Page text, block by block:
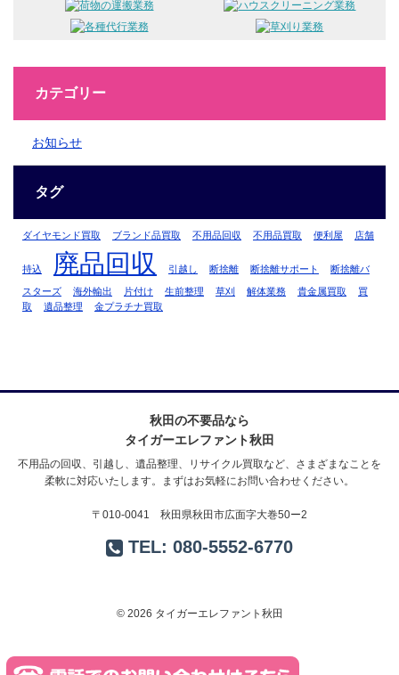
カテゴリー
お知らせ
タグ
ダイヤモンド買取 ブランド品買取 不用品回収 不用品買取 便利屋 店舗
持込 廃品回収 引越し 断捨離 断捨離サポート 断捨離バ
スターズ 海外輸出 片付け 生前整理 草刈 解体業務 貴金属買取
買
取
遺品整理 金プラチナ買取
秋田の不要品なら
タイガーエレファント秋田
不用品の回収、引越し、遺品整理、リサイクル買取など、さまざまなことを
柔軟に対応いたします。まずはお気軽にお問い合わせください。
〒010-0041 秋田県秋田市広面字大巻50ー2
TEL: 080-5552-6770
© 2026 タイガーエレファント秋田